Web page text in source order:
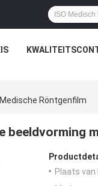
Röntgenfilm
beeldvorming
Plaats